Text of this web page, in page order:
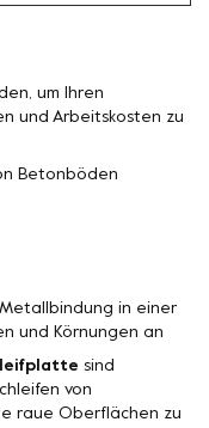
um Ihren
und Arbeitskosten zu
Betonböden
in einer
und Körnungen an
sind
von
raue Oberflächen zu